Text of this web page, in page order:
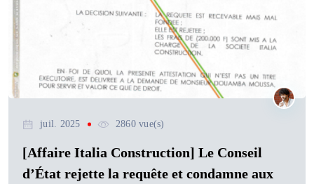
juil. 2025 2860 vue(s)
[Affaire Italia Construction] Le Conseil
d’État rejette la requête et condamne aux